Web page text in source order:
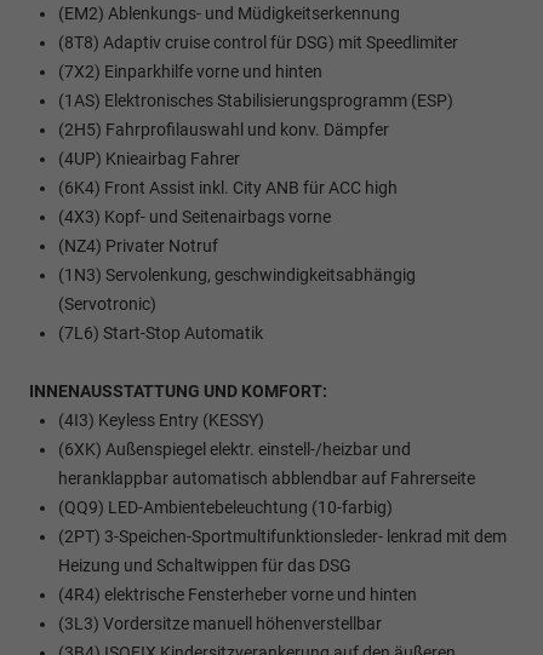
(EM2) Ablenkungs- und Müdigkeitserkennung
(8T8) Adaptiv cruise control für DSG) mit Speedlimiter
(7X2) Einparkhilfe vorne und hinten
(1AS) Elektronisches Stabilisierungsprogramm (ESP)
(2H5) Fahrprofilauswahl und konv. Dämpfer
(4UP) Knieairbag Fahrer
(6K4) Front Assist inkl. City ANB für ACC high
(4X3) Kopf- und Seitenairbags vorne
(NZ4) Privater Notruf
(1N3) Servolenkung, geschwindigkeitsabhängig
(Servotronic)
(7L6) Start-Stop Automatik
INNENAUSSTATTUNG UND KOMFORT:
(4I3) Keyless Entry (KESSY)
(6XK) Außenspiegel elektr. einstell-/heizbar und
heranklappbar automatisch abblendbar auf Fahrerseite
(QQ9) LED-Ambientebeleuchtung (10-farbig)
(2PT) 3-Speichen-Sportmultifunktionsleder- lenkrad mit dem
Heizung und Schaltwippen für das DSG
(4R4) elektrische Fensterheber vorne und hinten
(3L3) Vordersitze manuell höhenverstellbar